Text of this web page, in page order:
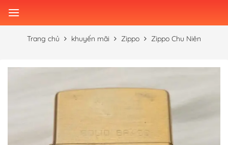
Trang chủ khuyến mãi Zippo Zippo Chu Niên